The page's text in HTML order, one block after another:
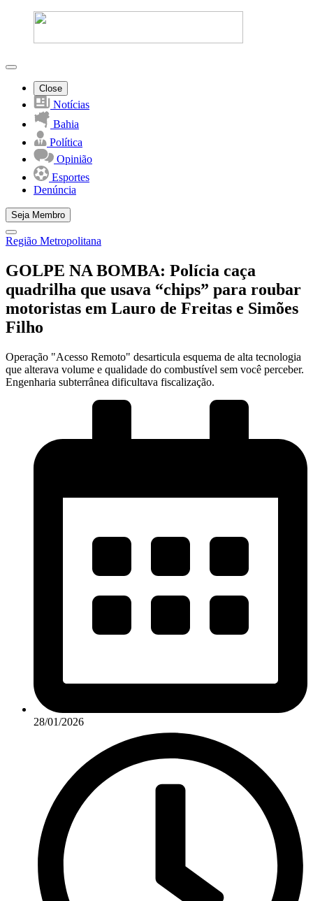
Close
Notícias
Bahia
Política
Opinião
Esportes
Denúncia
Seja Membro
Região Metropolitana
GOLPE NA BOMBA: Polícia caça
quadrilha que usava “chips” para roubar
motoristas em Lauro de Freitas e Simões
Filho
Operação "Acesso Remoto" desarticula esquema de alta tecnologia
que alterava volume e qualidade do combustível sem você perceber.
Engenharia subterrânea dificultava fiscalização.
28/01/2026